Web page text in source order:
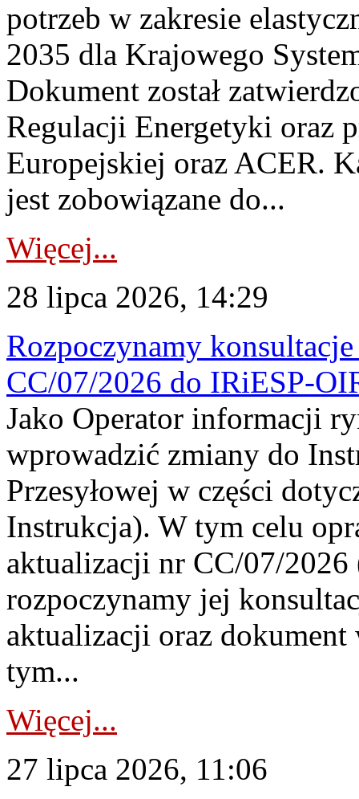
potrzeb w zakresie
2035 dla Krajowego
Dokument został
Regulacji Energetyki oraz
Europejskiej oraz ACER.
jest zobowiązane do...
Więcej...
28 lipca 2026, 14:29
Rozpoczynamy
CC/07/2026 do IRiESP-
Jako Operator informacji
wprowadzić zmiany do
Przesyłowej w części
Instrukcja). W tym celu
aktualizacji nr CC/07/
rozpoczynamy jej
aktualizacji oraz
tym...
Więcej...
27 lipca 2026, 11:06